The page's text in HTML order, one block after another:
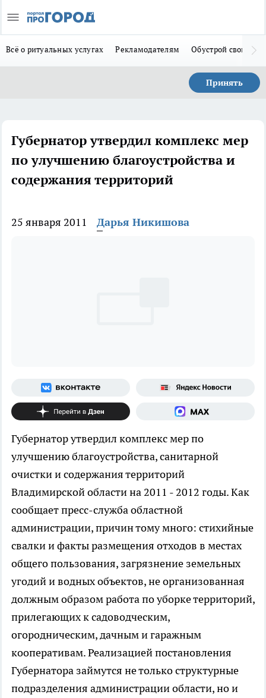
Всё о ритуальных услугах Рекламодателям Обустрой свой дом
Принять
Губернатор утвердил комплекс мер
по улучшению благоустройства и
содержания территорий
25 января 2011 Дарья Никишова
Губернатор утвердил комплекс мер по
улучшению благоустройства, санитарной
очистки и содержания территорий
Владимирской области на 2011 - 2012 годы. Как
сообщает пресс-служба областной
администрации, причин тому много: стихийные
свалки и факты размещения отходов в местах
общего пользования, загрязнение земельных
угодий и водных объектов, не организованная
должным образом работа по уборке территорий,
прилегающих к садоводческим,
огородническим, дачным и гаражным
кооперативам. Реализацией постановления
Губернатора займутся не только структурные
подразделения администрации области, но и